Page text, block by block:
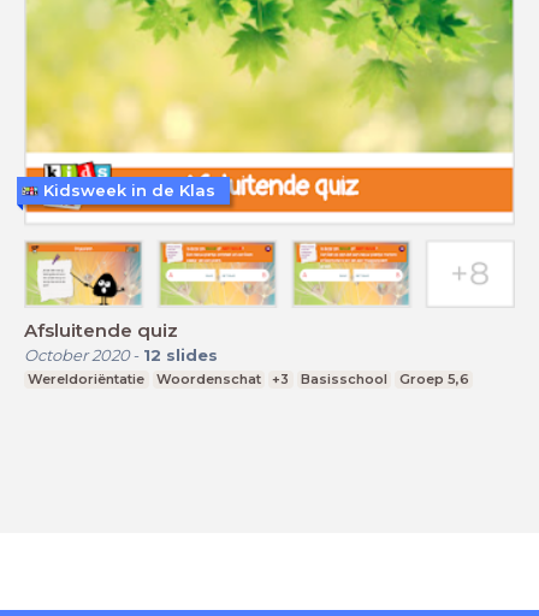
Afsluitende quiz
October 2020- 12 slides
Wereldoriëntatie Woordenschat +3 Basisschool Groep 5,6
Kidsweek in de Klas